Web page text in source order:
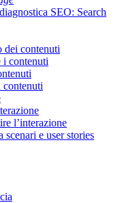
SEO: Search
dei contenuti
i contenuti
contenuti
l’interazione
e user stories